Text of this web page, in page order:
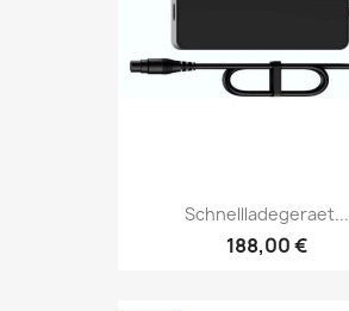
Schnellladegeraet...
188,00 €